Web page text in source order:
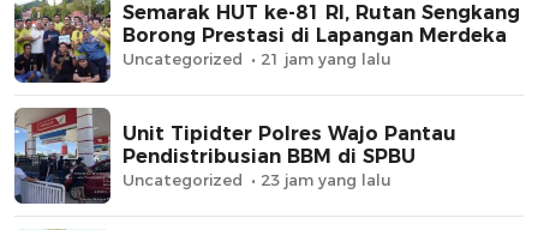
Semarak HUT ke-81 RI, Rutan Sengkang
Borong Prestasi di Lapangan Merdeka
Uncategorized 21 jam yang lalu
Unit Tipidter Polres Wajo Pantau
Pendistribusian BBM di SPBU
Uncategorized 23 jam yang lalu